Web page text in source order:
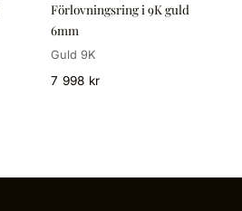
Förlovningsring i 9K guld
6mm
Guld 9K
7 998 kr